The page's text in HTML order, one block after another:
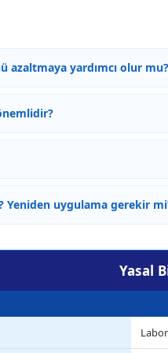
azaltmaya yardımcı olur mu?
Yeniden uygulama gerekir
Yasal